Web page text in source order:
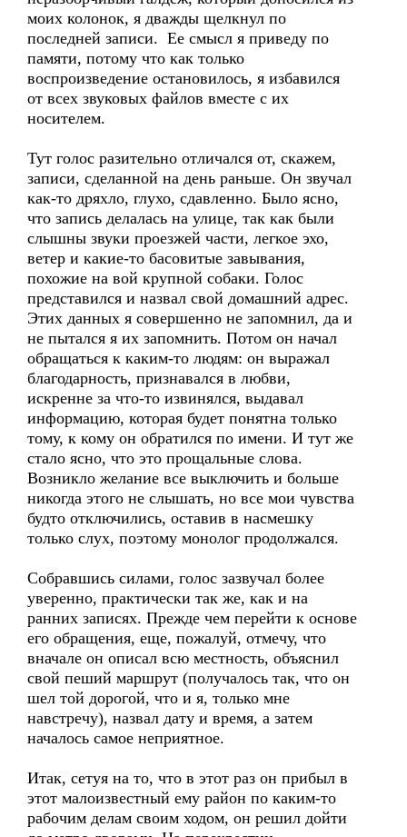
моих колонок, я дважды щелкнул по
последней записи. Ее смысл я приведу по
памяти, потому что как только
воспроизведение остановилось, я избавился
от всех звуковых файлов вместе с их
носителем.
Тут голос разительно отличался от, скажем,
записи, сделанной на день раньше. Он звучал
как-то дряхло, глухо, сдавленно. Было ясно,
что запись делалась на улице, так как были
слышны звуки проезжей части, легкое эхо,
ветер и какие-то басовитые завывания,
похожие на вой крупной собаки. Голос
представился и назвал свой домашний адрес.
Этих данных я совершенно не запомнил, да и
не пытался я их запомнить. Потом он начал
обращаться к каким-то людям: он выражал
благодарность, признавался в любви,
искренне за что-то извинялся, выдавал
информацию, которая будет понятна только
тому, к кому он обратился по имени. И тут же
стало ясно, что это прощальные слова.
Возникло желание все выключить и больше
никогда этого не слышать, но все мои чувства
будто отключились, оставив в насмешку
только слух, поэтому монолог продолжался.
Собравшись силами, голос зазвучал более
уверенно, практически так же, как и на
ранних записях. Прежде чем перейти к основе
его обращения, еще, пожалуй, отмечу, что
вначале он описал всю местность, объяснил
свой пеший маршрут (получалось так, что он
шел той дорогой, что и я, только мне
навстречу), назвал дату и время, а затем
началось самое неприятное.
Итак, сетуя на то, что в этот раз он прибыл в
этот малоизвестный ему район по каким-то
рабочим делам своим ходом, он решил дойти